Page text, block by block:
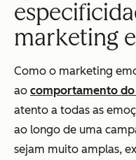
marketing
Como o marketing
ao comportamento
atento a todas as
ao longo de uma
sejam muito amplas,